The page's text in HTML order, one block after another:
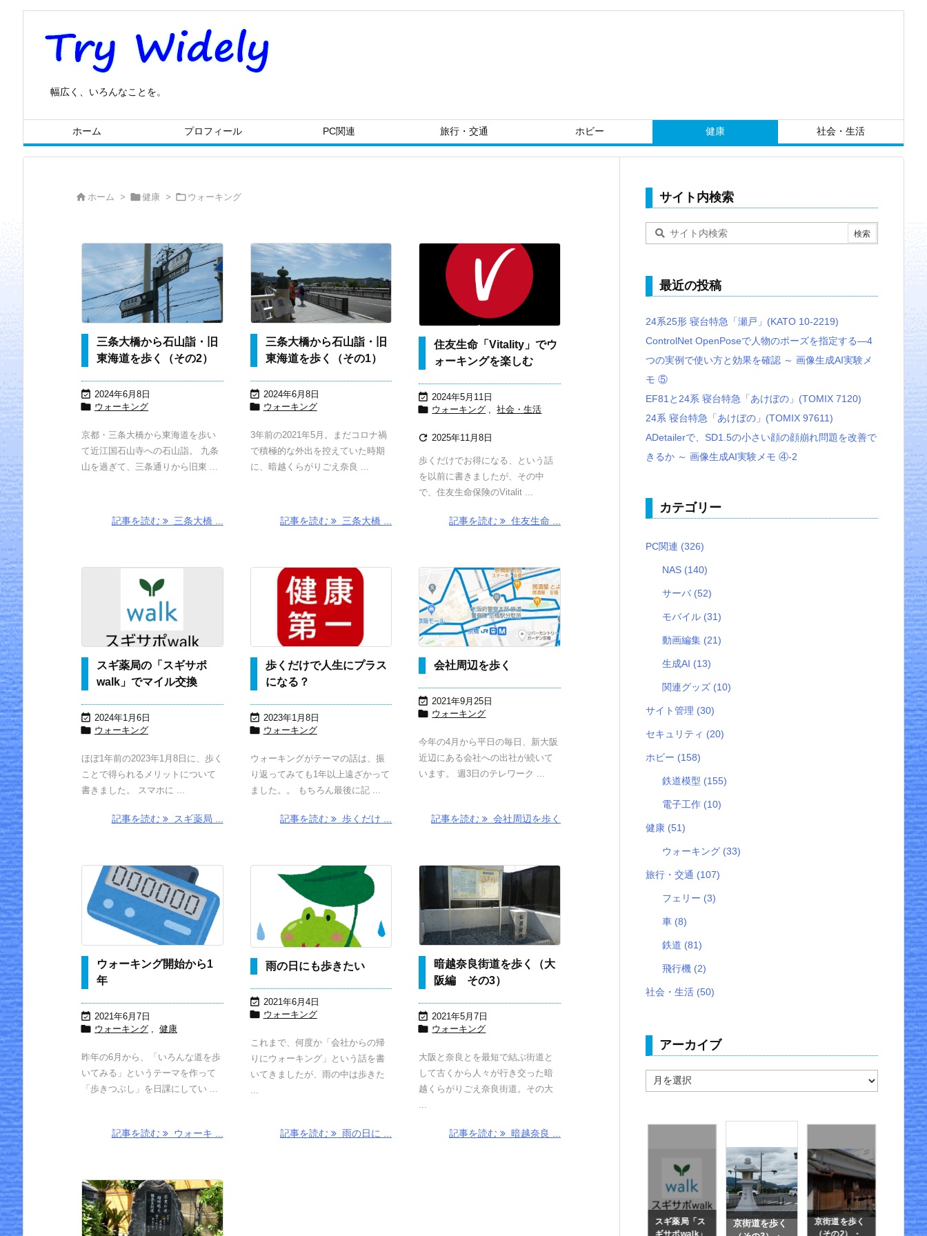
幅広く、いろんなことを。
ホーム プロフィール PC関連 旅行・交通 ホビー 健康 社会・生活
 ホーム > 健康 >  ウォーキング
三条大橋から石山詣・旧
東海道を歩く（その2）
 2024年6月8日
 ウォーキング
京都・三条大橋から東海道を歩い
て近江国石山寺への石山詣。 九条
山を過ぎて、三条通りから旧東 ...
記事を読む 三条大橋 ...
三条大橋から石山詣・旧
東海道を歩く（その1）
 2024年6月8日
 ウォーキング
3年前の2021年5月。まだコロナ禍
で積極的な外出を控えていた時期
に、暗越くらがりごえ奈良 ...
記事を読む 三条大橋 ...
住友生命「Vitality」でウ
ォーキングを楽しむ
 2024年5月11日
 ウォーキング 社会・生活
 2025年11月8日
歩くだけでお得になる、という話
を以前に書きましたが、その中
で、住友生命保険のVitalit ...
記事を読む 住友生命 ...
スギ薬局の「スギサポ
walk」でマイル交換
 2024年1月6日
 ウォーキング
ほぼ1年前の2023年1月8日に、歩く
ことで得られるメリットについて
書きました。 スマホに ...
記事を読む スギ薬局 ...
歩くだけで人生にプラス
になる？
 2023年1月8日
 ウォーキング
ウォーキングがテーマの話は、振
り返ってみても1年以上遠ざかって
ました。。 もちろん最後に記 ...
記事を読む 歩くだけ ...
会社周辺を歩く
 2021年9月25日
 ウォーキング
今年の4月から平日の毎日、新大阪
近辺にある会社への出社が続いて
います。 週3日のテレワーク ...
記事を読む 会社周辺を歩く
ウォーキング開始から1
年
 2021年6月7日
 ウォーキング 健康
昨年の6月から、「いろんな道を歩
いてみる」というテーマを作って
「歩きつぶし」を日課にしてい ...
記事を読む ウォーキ ...
雨の日にも歩きたい
 2021年6月4日
 ウォーキング
これまで、何度か「会社からの帰
りにウォーキング」という話を書
いてきましたが、雨の中は歩きた
記事を読む 雨の日に ...
暗越奈良街道を歩く（大
阪編 その3）
 2021年5月7日
 ウォーキング
大阪と奈良とを最短で結ぶ街道と
して古くから人々が行き交った暗
越くらがりごえ奈良街道。その大
記事を読む 暗越奈良 ...
サイト内検索
最近の投稿
24系25形 寝台特急「瀬戸」(KATO 10-2219)
ControlNet OpenPoseで人物のポーズを指定する―4
つの実例で使い方と効果を確認 ～ 画像生成AI実験メ
モ ⑤
EF81と24系 寝台特急「あけぼの」(TOMIX 7120)
24系 寝台特急「あけぼの」(TOMIX 97611)
ADetailerで、SD1.5の小さい顔の顔崩れ問題を改善で
きるか ～ 画像生成AI実験メモ ④-2
カテゴリー
PC関連 (326)
NAS (140)
サーバ (52)
モバイル (31)
動画編集 (21)
生成AI (13)
関連グッズ (10)
サイト管理 (30)
セキュリティ (20)
ホビー (158)
鉄道模型 (155)
電子工作 (10)
健康 (51)
ウォーキング (33)
旅行・交通 (107)
フェリー (3)
車 (8)
鉄道 (81)
飛行機 (2)
社会・生活 (50)
アーカイブ
ー
ブ
京街道を歩く
（その3）・
スギ薬局「ス
ギサポwalk」
京街道を歩く
京街道を歩く
（その2）・
住友生
ality」